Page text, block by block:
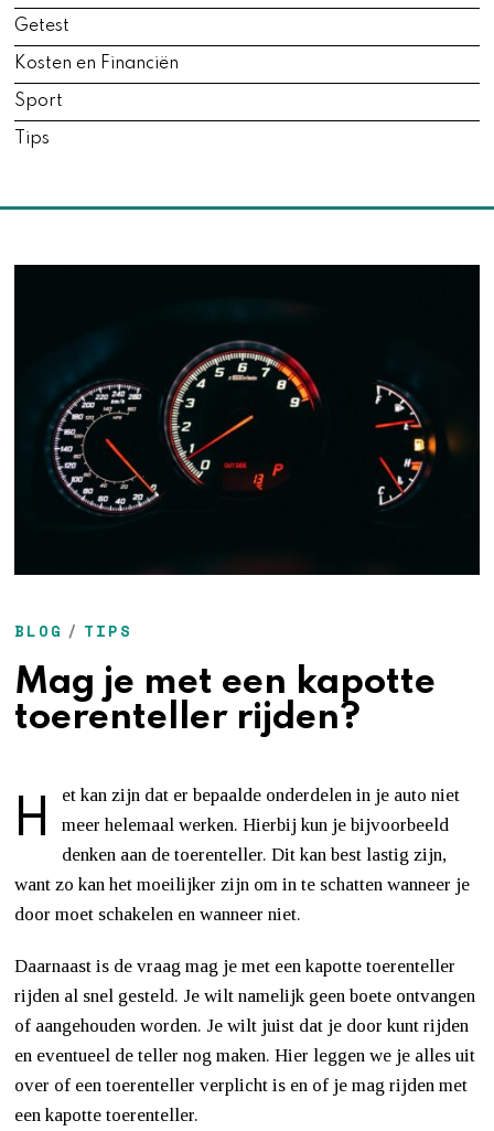
Getest
Kosten en Financiën
Sport
Tips
BLOG / TIPS
Mag je met een kapotte
toerenteller rijden?
H
et kan zijn dat er bepaalde onderdelen in je auto niet
meer helemaal werken. Hierbij kun je bijvoorbeeld
denken aan de toerenteller. Dit kan best lastig zijn,
want zo kan het moeilijker zijn om in te schatten wanneer je
door moet schakelen en wanneer niet.
Daarnaast is de vraag mag je met een kapotte toerenteller
rijden al snel gesteld. Je wilt namelijk geen boete ontvangen
of aangehouden worden. Je wilt juist dat je door kunt rijden
en eventueel de teller nog maken. Hier leggen we je alles uit
over of een toerenteller verplicht is en of je mag rijden met
een kapotte toerenteller.